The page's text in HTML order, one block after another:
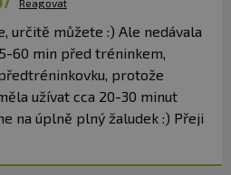
Reagovat
určitě můžete :) Ale nedávala
60 min před tréninkem,
protože
užívat cca 20-30 minut
na úplně plný žaludek :) Přeji